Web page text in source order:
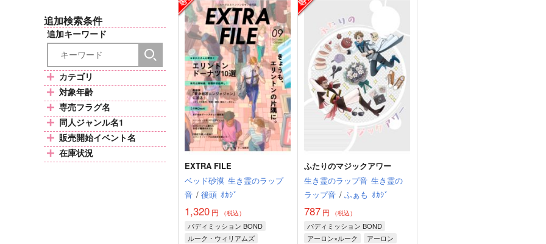
追加検索条件
追加キーワード
カテゴリ
対象年齢
専売フラグ名
同人ジャンル名1
販売開始イベント名
在庫状況
EXTRA FILE
ベッド砂漠 生き霊のラップ
音 / 後頭 ｵｶｼﾞ
1,320 円 （税込）
バディミッション BOND
ルーク・ウィリアムズ
ふたりのマジックアワー
生き霊のラップ音 生き霊の
ラップ音 / ふぁも ｵｶｼﾞ
787円 （税込）
バディミッション BOND
アーロン×ルーク
アーロン